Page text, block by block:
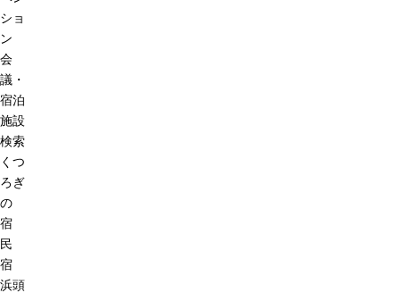
ショ
ン
会
議・
宿泊
施設
検索
くつ
ろぎ
の
宿
民
宿
浜頭